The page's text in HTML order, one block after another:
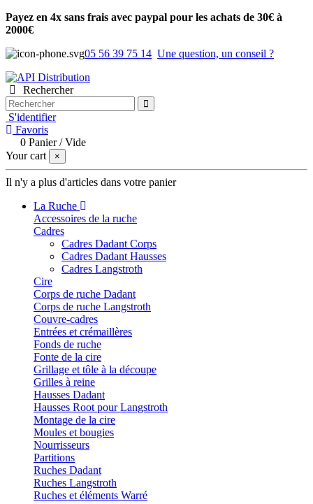
Payez en 4x sans frais avec paypal pour les achats de 30€ à
2000€
05 56 39 75 14 Une question, un conseil ?
Rechercher
S'identifier
Favoris
0 Panier /Vide
Your cart
×
Il n'y a plus d'articles dans votre panier
La Ruche
Accessoires de la ruche
Cadres
Cadres Dadant Corps
Cadres Dadant Hausses
Cadres Langstroth
Cire
Corps de ruche Dadant
Corps de ruche Langstroth
Couvre-cadres
Entrées et crémaillères
Fonds de ruche
Fonte de la cire
Grillage et tôle à la découpe
Grilles à reine
Hausses Dadant
Hausses Root pour Langstroth
Montage de la cire
Moules et bougies
Nourrisseurs
Partitions
Ruches Dadant
Ruches Langstroth
Ruches et éléments Warré